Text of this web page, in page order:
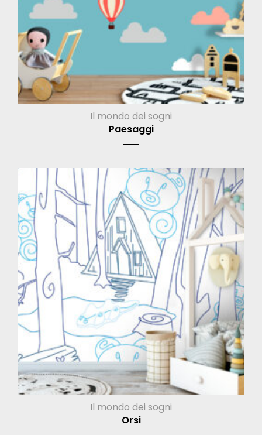
Il mondo dei sogni
Paesaggi
Il mondo dei sogni
Orsi